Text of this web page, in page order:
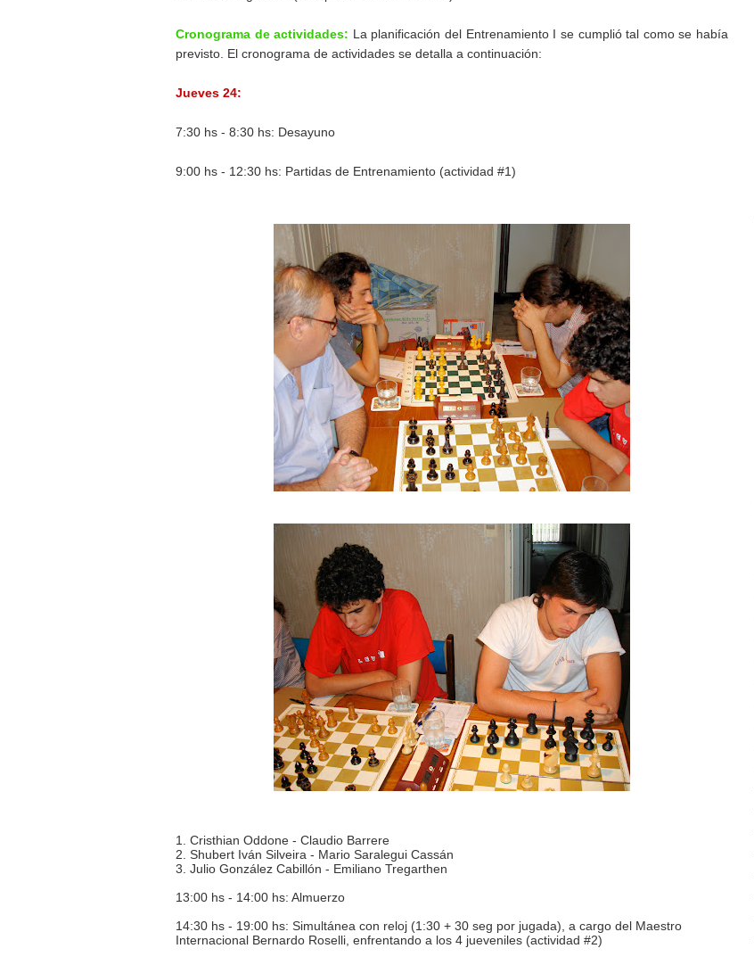
Cronograma de actividades: La planificación del Entrenamiento I se cumplió tal como se había
previsto. El cronograma de actividades se detalla a continuación:
Jueves 24:
7:30 hs - 8:30 hs: Desayuno
9:00 hs - 12:30 hs: Partidas de Entrenamiento (actividad #1)
1. Cristhian Oddone - Claudio Barrere
2. Shubert Iván Silveira - Mario Saralegui Cassán
3. Julio González Cabillón - Emiliano Tregarthen
13:00 hs - 14:00 hs: Almuerzo
14:30 hs - 19:00 hs: Simultánea con reloj (1:30 + 30 seg por jugada), a cargo del Maestro
Internacional Bernardo Roselli, enfrentando a los 4 jueveniles (actividad #2)